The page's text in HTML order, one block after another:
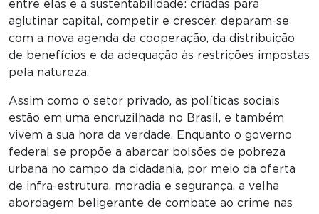
entre elas e a sustentabilidade: criadas para
aglutinar capital, competir e crescer, deparam-se
com a nova agenda da cooperação, da distribuição
de benefícios e da adequação às restrições impostas
pela natureza.
Assim como o setor privado, as políticas sociais
estão em uma encruzilhada no Brasil, e também
vivem a sua hora da verdade. Enquanto o governo
federal se propõe a abarcar bolsões de pobreza
urbana no campo da cidadania, por meio da oferta
de infra-estrutura, moradia e segurança, a velha
abordagem beligerante de combate ao crime nas